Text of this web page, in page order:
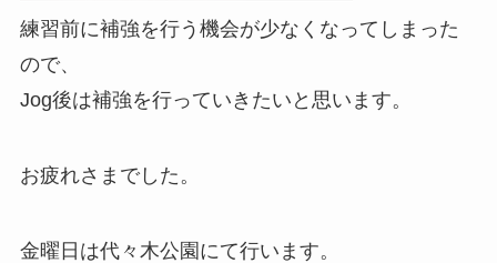
練習前に補強を行う機会が少なくなってしまった
ので、
Jog後は補強を行っていきたいと思います。
お疲れさまでした。
金曜日は代々木公園にて行います。